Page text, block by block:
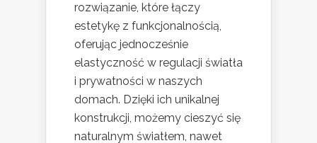
rozwiązanie, które łączy
estetykę z funkcjonalnością,
oferując jednocześnie
elastyczność w regulacji światła
i prywatności w naszych
domach. Dzięki ich unikalnej
konstrukcji, możemy cieszyć się
naturalnym światłem, nawet